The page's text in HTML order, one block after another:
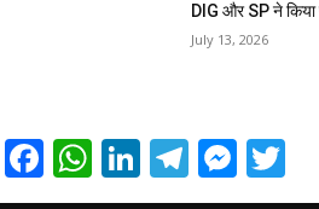
DIG और SP ने किया
July 13, 2026
Facebook
WhatsApp
LinkedIn